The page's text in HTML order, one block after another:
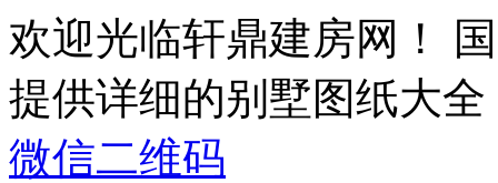
欢迎光临轩鼎建房网！
提供详细的别墅图纸大
微信二维码